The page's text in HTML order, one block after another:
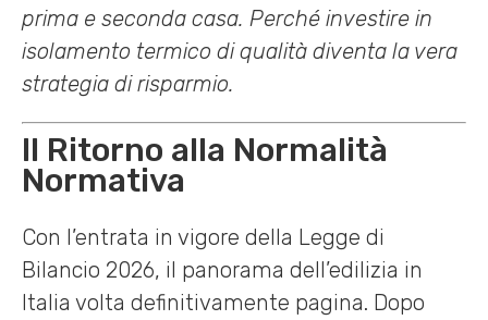
prima e seconda casa. Perché investire in
isolamento termico di qualità diventa la vera
strategia di risparmio.
Il Ritorno alla Normalità
Normativa
Con l’entrata in vigore della Legge di
Bilancio 2026, il panorama dell’edilizia in
Italia volta definitivamente pagina. Dopo